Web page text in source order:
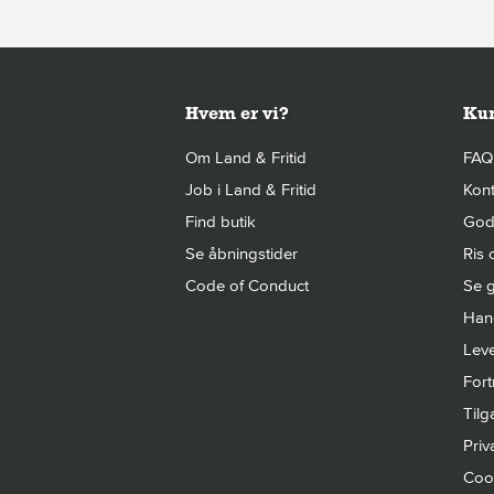
Hvem er vi?
Om Land & Fritid
Job i Land & Fritid
Find butik
Se åbningstider
Code of Conduct
FAQ
Ris
Se